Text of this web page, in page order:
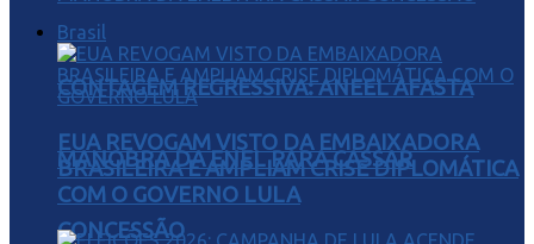
CONTAGEM REGRESSIVA: ANEEL AFASTA
MANOBRA DA ENEL PARA CASSAR
CONCESSÃO
Brasil
EUA REVOGAM VISTO DA EMBAIXADORA
BRASILEIRA E AMPLIAM CRISE DIPLOMÁTICA
COM O GOVERNO LULA